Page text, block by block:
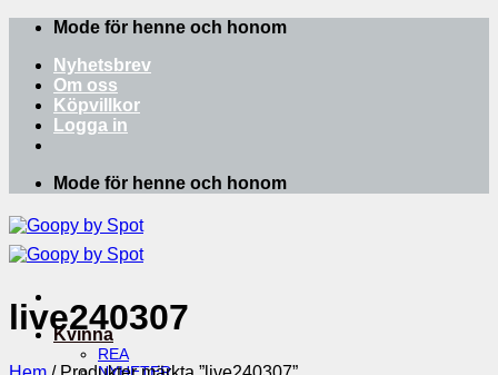
Skip
content
Mode för henne och honom
Nyhetsbrev
Om oss
Köpvillkor
Logga in
Mode för henne och honom
Kvinna
REA
live240307